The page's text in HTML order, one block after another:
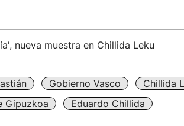
nueva muestra en Chillida Leku
Gobierno Vasco
Chillida
Gipuzkoa Eduardo Chillida